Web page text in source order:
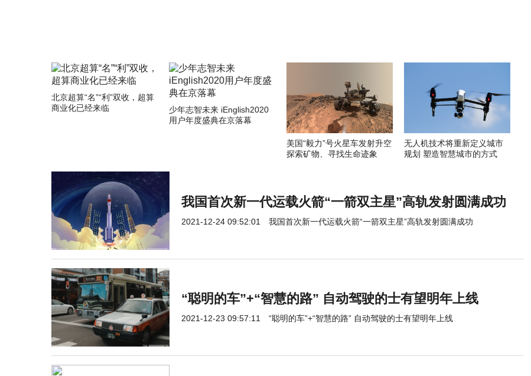
北京超算“名”“利”双收，超算
商业化已经来临
少年志智未来 iEnglish2020
用户年度盛典在京落幕
美国“毅力”号火星车发射升空
探索矿物、寻找生命迹象
无人机技术将重新定义城市
规划 塑造智慧城市的方式
我国首次新一代运载火箭“一箭双主星”高轨发射圆满成功
2021-12-24 09:52:01 我国首次新一代运载火箭“一箭双主星”高轨发射圆满成功
“聪明的车”+“智慧的路” 自动驾驶的士有望明年上线
2021-12-23 09:57:11 “聪明的车”+“智慧的路” 自动驾驶的士有望明年上线